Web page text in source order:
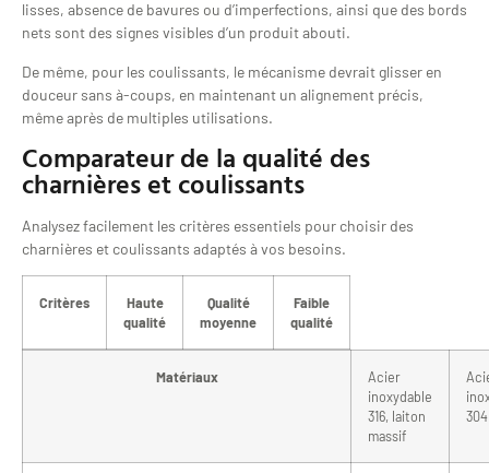
lisses, absence de bavures ou d’imperfections, ainsi que des bords
nets sont des signes visibles d’un produit abouti.
De même, pour les coulissants, le mécanisme devrait glisser en
douceur sans à-coups, en maintenant un alignement précis,
même après de multiples utilisations.
Comparateur de la qualité des
charnières et coulissants
Analysez facilement les critères essentiels pour choisir des
charnières et coulissants adaptés à vos besoins.
Critères
Haute
qualité
Qualité
moyenne
Faible
qualité
Matériaux
Acier
inoxydable
316, laiton
massif
304